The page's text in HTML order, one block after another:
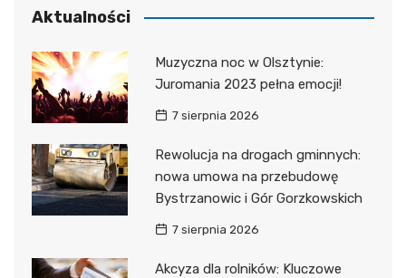
Aktualności
Muzyczna noc w Olsztynie:
Juromania 2023 pełna emocji!
7 sierpnia 2026
Rewolucja na drogach gminnych:
nowa umowa na przebudowę
Bystrzanowic i Gór Gorzkowskich
7 sierpnia 2026
Akcyza dla rolników: Kluczowe